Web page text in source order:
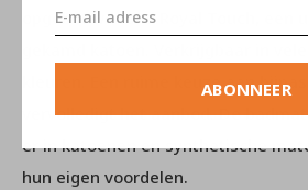
ABONNEER
opgebouwd rond Royal Touch, een
kleuren. Een ruime keuze aan
vervolledigt het aanbod. De
er in katoenen en synthetische
hun eigen voordelen.